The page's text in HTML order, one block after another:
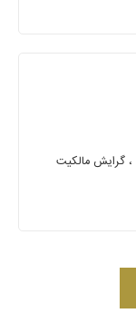
، گرایش مالکیت